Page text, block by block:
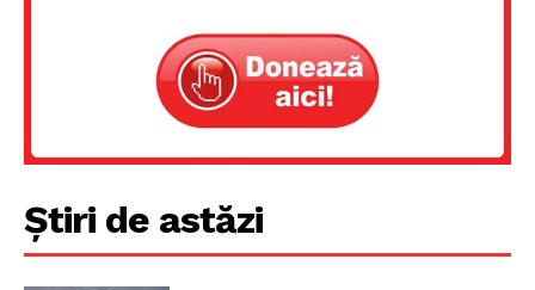
PRESShub
Proiecte editoriale
Știri de astăzi